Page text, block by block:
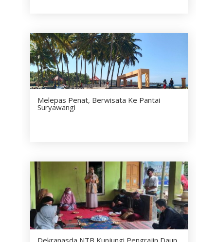
Melepas Penat, Berwisata Ke Pantai
Suryawangi
Dekranasda NTB Kunjungi Pengrajin Daun